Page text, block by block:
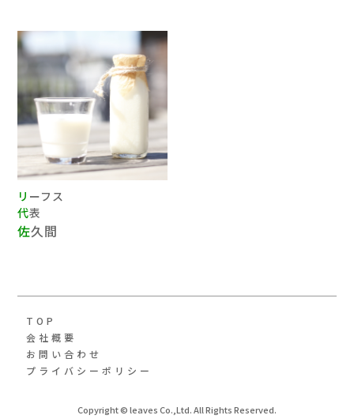
リーフス
代表
佐久間
TOP
会社概要
お問い合わせ
プライバシーポリシー
Copyright © leaves Co.,Ltd. All Rights Reserved.